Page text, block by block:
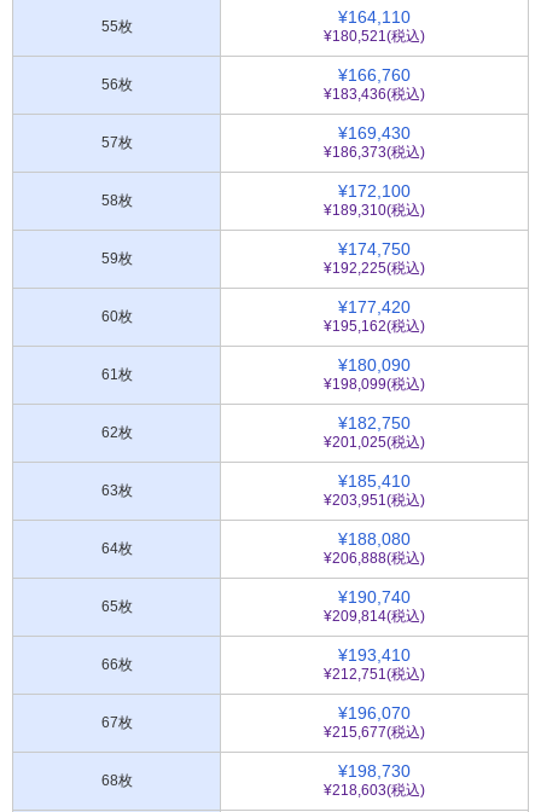
55枚 ¥164,110
¥180,521(税込)
56枚 ¥166,760
¥183,436(税込)
57枚 ¥169,430
¥186,373(税込)
58枚 ¥172,100
¥189,310(税込)
59枚 ¥174,750
¥192,225(税込)
60枚 ¥177,420
¥195,162(税込)
61枚 ¥180,090
¥198,099(税込)
62枚 ¥182,750
¥201,025(税込)
63枚 ¥185,410
¥203,951(税込)
64枚 ¥188,080
¥206,888(税込)
65枚 ¥190,740
¥209,814(税込)
66枚 ¥193,410
¥212,751(税込)
67枚 ¥196,070
¥215,677(税込)
68枚 ¥198,730
¥218,603(税込)